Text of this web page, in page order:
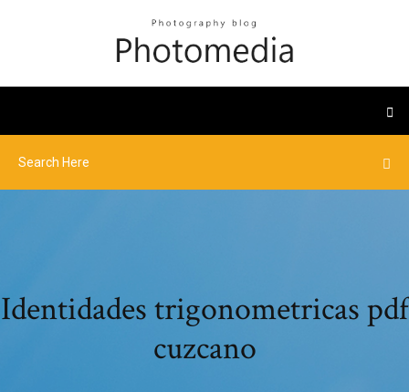
Identidades trigonometricas pdf
cuzcano